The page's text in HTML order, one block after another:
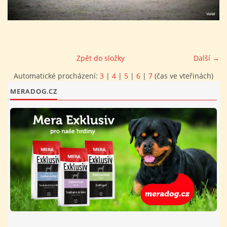
FOTOALBUM
O NÁS - HISTORIE A SOUČASNOST
AVZO TSČ ČR CHRUDIM P.S.
VÝBOR KK
Další →
Zpět do složky
Automatické procházení: 3 | 4 | 5 | 6 | 7 (čas ve vteřinách)
MERADOG.CZ